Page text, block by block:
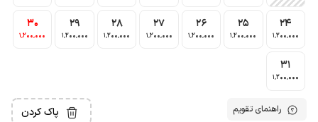
24
1٬200٬000
25
1٬200٬000
26
1٬200٬000
27
1٬200٬000
28
1٬200٬000
29
1٬200٬000
30
1٬200٬000
31
1٬200٬000
راهنمای تقویم پاک کردن